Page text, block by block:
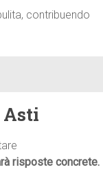
contribuendo
Asti
risposte concrete.